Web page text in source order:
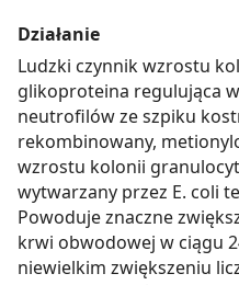
Działanie
Ludzki czynnik wzrostu
glikoproteina regulująca
neutrofilów ze szpiku
rekombinowany,
wzrostu kolonii
wytwarzany przez E. coli
Powoduje znaczne
krwi obwodowej w ciągu
niewielkim zwiększeniu